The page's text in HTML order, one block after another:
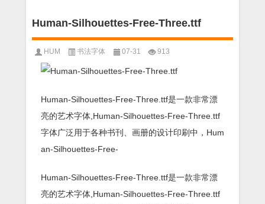
Human-Silhouettes-Free-Three.ttf
HUM 书法字体 07-31 913
Human-Silhouettes-Free-Three.ttf是一款非常漂
亮的艺术字体,Human-Silhouettes-Free-Three.ttf
字体广泛用于各种书刊、画册的设计印刷中，Hum
an-Silhouettes-Free-
Human-Silhouettes-Free-Three.ttf是一款非常漂
亮的艺术字体,Human-Silhouettes-Free-Three.ttf